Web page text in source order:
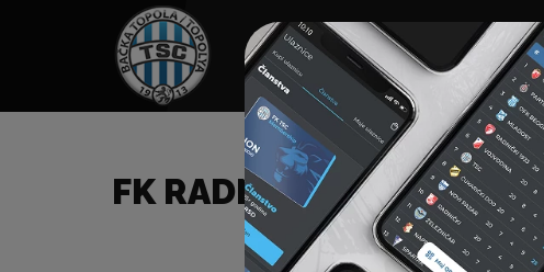
HOME TÁMOGATÓK NEWS GALÉRIA
FK RADNIK (S) – FK TSC